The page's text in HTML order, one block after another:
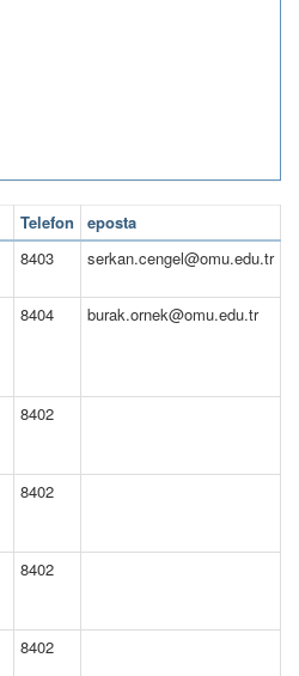
Telefon
eposta
8403 serkan.cengel@omu.edu.tr
8404 burak.ornek@omu.edu.tr
8402
8402
8402
8402